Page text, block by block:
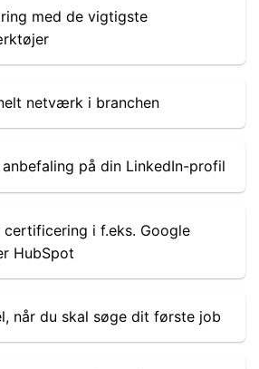
med de vigtigste
netværk i branchen
på din LinkedIn-profil
i f.eks. Google
HubSpot
når du skal søge dit første job